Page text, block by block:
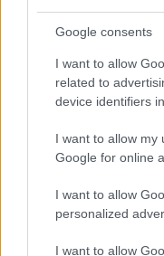
Google consents
I want to allow
related to
device identifiers
I want to allow my
Google for online
I want to allow
personalized
I want to allow
Ποιες οι
Πέμπτης» για
Ούρσουλα φον
Η ψηφοφορία για
Ούρσουλα φον
της Κομισιόν